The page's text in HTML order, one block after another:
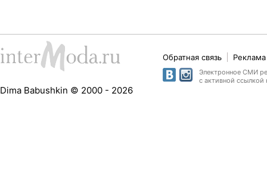
Dima Babushkin © 2000 - 2026
Обратная связь
Электронное СМИ
с активной ссылкой